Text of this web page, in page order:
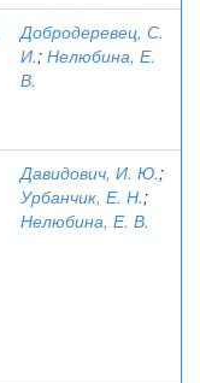
Добродеревец, С.
И.; Нелюбина, Е.
В.
Давидович, И. Ю.;
Урбанчик, Е. Н.;
Нелюбина, Е. В.